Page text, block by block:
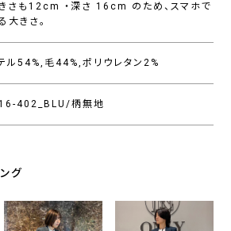
さも12cm ・深さ 16cm のため、スマホで
大きさ。
ル54%,毛44%,ポリウレタン2%
402_BLU/柄無地
グ